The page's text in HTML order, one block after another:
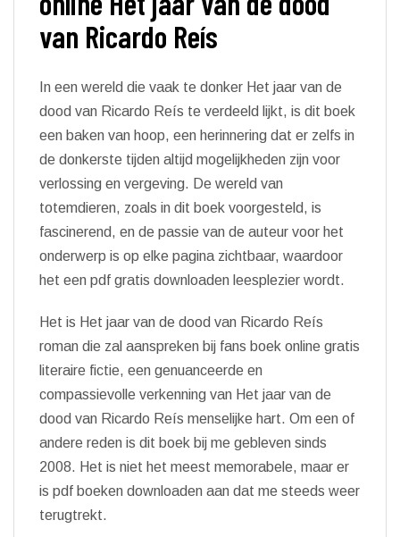
van Ricardo Reís
In een wereld die vaak te donker Het jaar van de
dood van Ricardo Reís te verdeeld lijkt, is dit boek
een baken van hoop, een herinnering dat er zelfs in
de donkerste tijden altijd mogelijkheden zijn voor
verlossing en vergeving. De wereld van
totemdieren, zoals in dit boek voorgesteld, is
fascinerend, en de passie van de auteur voor het
onderwerp is op elke pagina zichtbaar, waardoor
het een pdf gratis downloaden leesplezier wordt.
Het is Het jaar van de dood van Ricardo Reís
roman die zal aanspreken bij fans boek online gratis
literaire fictie, een genuanceerde en
compassievolle verkenning van Het jaar van de
dood van Ricardo Reís menselijke hart. Om een of
andere reden is dit boek bij me gebleven sinds
2008. Het is niet het meest memorabele, maar er
is pdf boeken downloaden aan dat me steeds weer
terugtrekt.